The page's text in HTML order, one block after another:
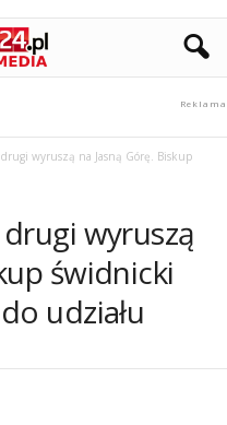
wyruszą na Jasną Górę. Biskup
wyruszą
świdnicki
udziału